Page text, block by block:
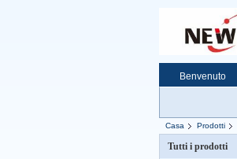
Benvenuto
Casa Prodotti
Tutti i prodotti